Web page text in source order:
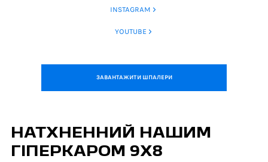
INSTAGRAM
YOUTUBE
ЗАВАНТАЖИТИ ШПАЛЕРИ
НАТХНЕННИЙ НАШИМ
ГІПЕРКАРОМ 9Х8